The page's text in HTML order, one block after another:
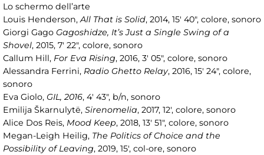
Lo schermo dell’arte
Louis Henderson,All That is Solid, 2014, 15' 40", colore, sonoro
Giorgi Gago Gagoshidze, It’s Just a Single Swing of a
Shovel, 2015, 7' 22", colore, sonoro
Callum Hill, For Eva Rising, 2016, 3' 05", colore, sonoro
Alessandra Ferrini, Radio Ghetto Relay, 2016, 15' 24", colore,
sonoro
Eva Giolo, GIL, 2016, 4' 43", b/n, sonoro
Emilija Škarnulytë, Sirenomelia, 2017, 12', colore, sonoro
Alice Dos Reis, Mood Keep, 2018, 13' 51", colore, sonoro
Megan-Leigh Heilig, The Politics of Choice and the
Possibility of Leaving, 2019, 15', col-ore, sonoro